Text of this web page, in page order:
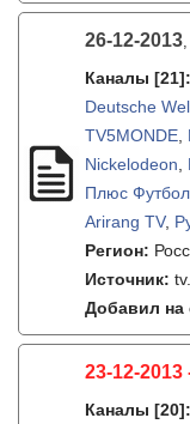
26-12-2013,
Каналы [21]:
Deutsche
TV5MONDE
Nickelodeon
Плюс Футбол
Arirang TV,
Регион:
Источник:
Добавил на
23-12-2013
Каналы [20]: